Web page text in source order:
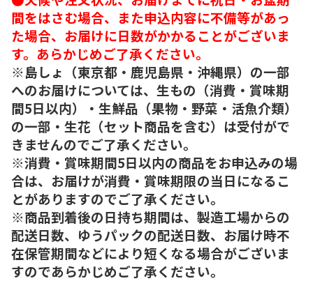
間をはさむ場合、また申込内容に不備等があっ
た場合、お届けに日数がかかることがございま
す。あらかじめご了承ください。
※島しょ（東京都・鹿児島県・沖縄県）の一部
へのお届けについては、生もの（消費・賞味期
間5日以内）・生鮮品（果物・野菜・活魚介類）
の一部・生花（セット商品を含む）は受付がで
きませんのでご了承ください。
※消費・賞味期間5日以内の商品をお申込みの場
合は、お届けが消費・賞味期限の当日になるこ
とがありますのでご了承ください。
※商品到着後の日持ち期間は、製造工場からの
配送日数、ゆうパックの配送日数、お届け時不
在保管期間などにより短くなる場合がございま
すのであらかじめご了承ください。